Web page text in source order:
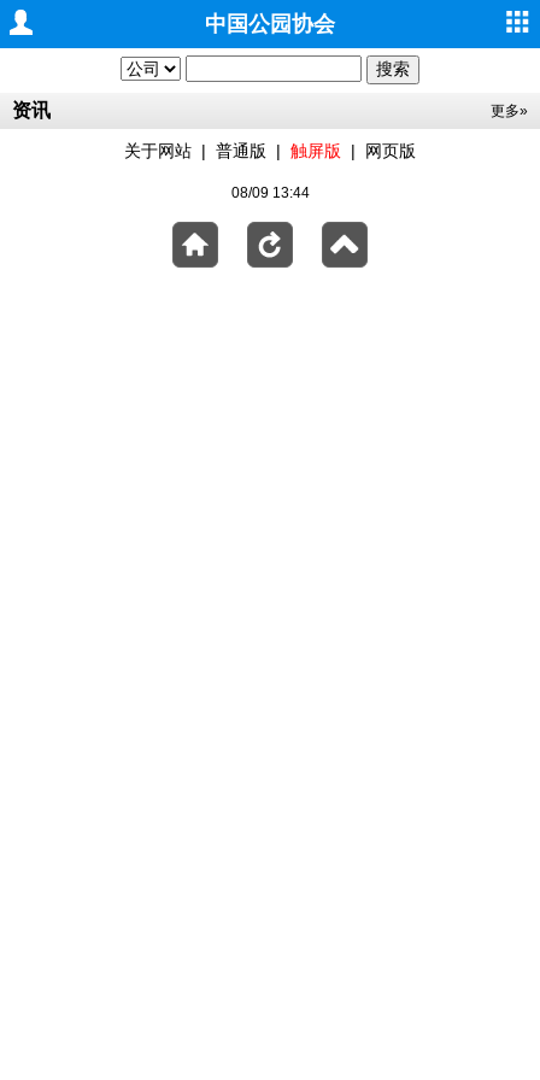
中国公园协会
更多»
资讯
关于网站 | 普通版 | 触屏版 | 网页版
08/09 13:44